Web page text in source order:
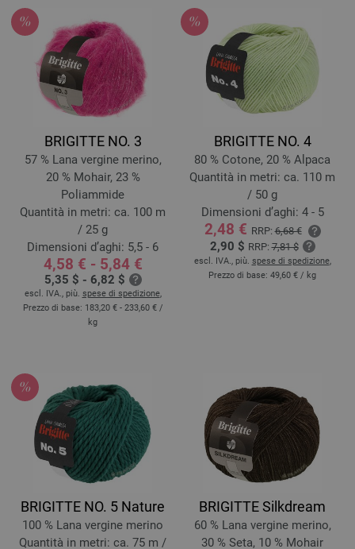
BRIGITTE NO. 3
57 % Lana vergine merino,
20 % Mohair, 23 %
Poliammide
Quantità in metri: ca. 100 m
/ 25 g
Dimensioni d’aghi: 5,5 - 6
4,58 € - 5,84 €
5,35 $ - 6,82 $
escl. IVA., più. spese di spedizione,
Prezzo di base: 183,20 € - 233,60 € /
kg
BRIGITTE NO. 4
80 % Cotone, 20 % Alpaca
Quantità in metri: ca. 110 m
/ 50 g
Dimensioni d’aghi: 4 - 5
2,48 € RRP:6,68 €
2,90 $ RRP:7,81 $
escl. IVA., più. spese di spedizione,
Prezzo di base: 49,60 € / kg
BRIGITTE NO. 5 Nature
100 % Lana vergine merino
Quantità in metri: ca. 75 m /
BRIGITTE Silkdream
60 % Lana vergine merino,
30 % Seta, 10 % Mohair